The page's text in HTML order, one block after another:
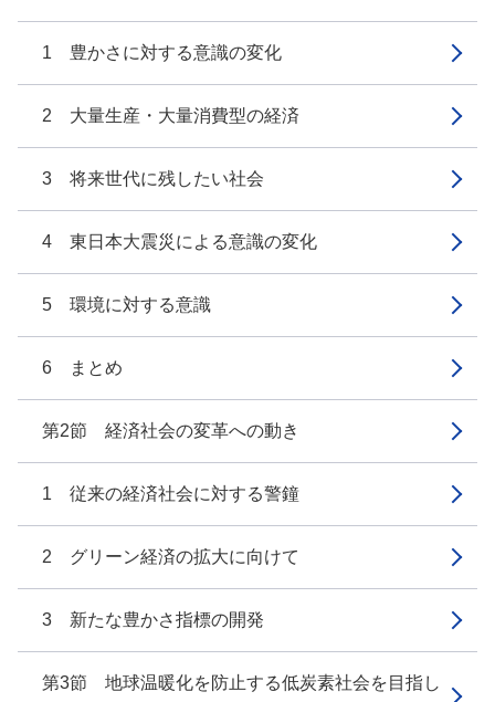
1 豊かさに対する意識の変化
2 大量生産・大量消費型の経済
3 将来世代に残したい社会
4 東日本大震災による意識の変化
5 環境に対する意識
6 まとめ
第2節 経済社会の変革への動き
1 従来の経済社会に対する警鐘
2 グリーン経済の拡大に向けて
3 新たな豊かさ指標の開発
第3節 地球温暖化を防止する低炭素社会を目指し